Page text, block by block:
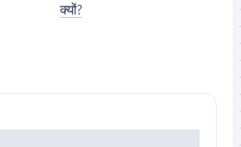
क्यों?